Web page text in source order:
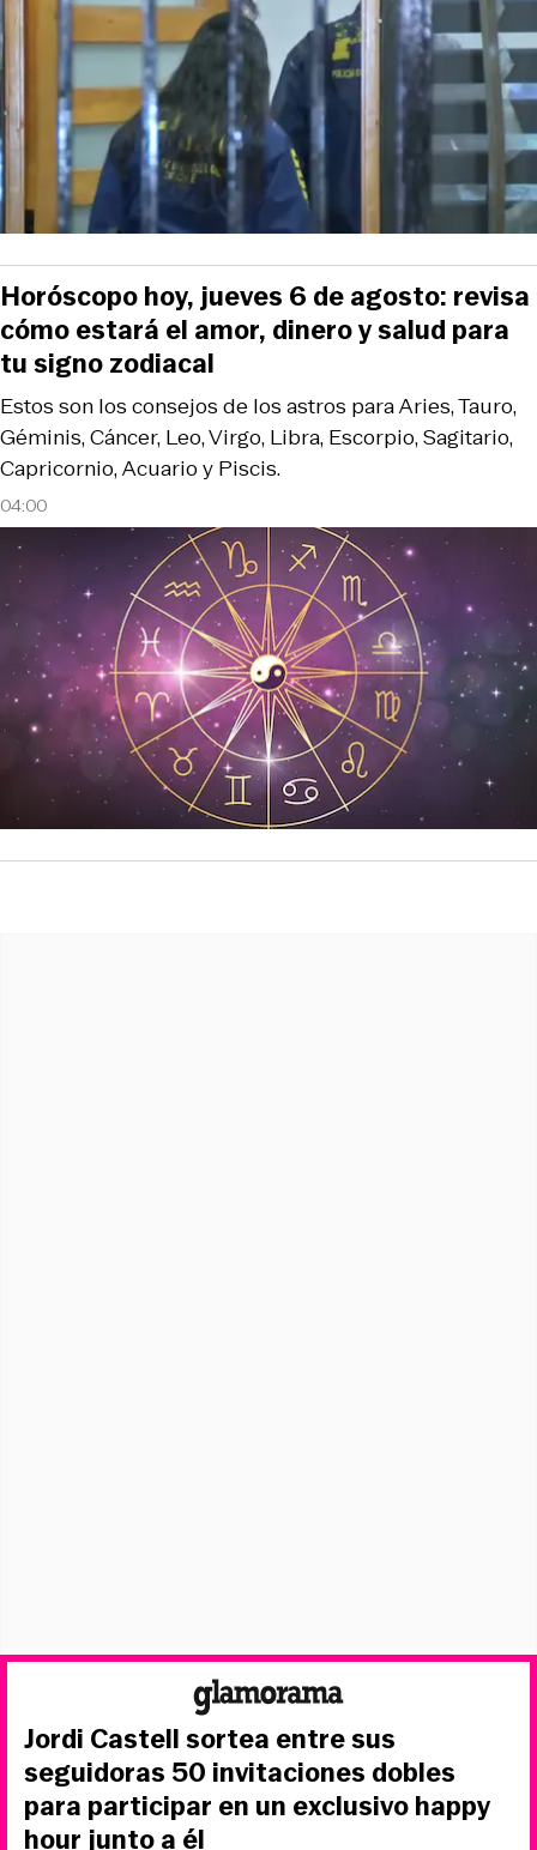
04:00
Estos son los consejos de los astros para Aries, Tauro,
Géminis, Cáncer, Leo, Virgo, Libra, Escorpio, Sagitario,
Capricornio, Acuario y Piscis.
Horóscopo hoy, jueves 6 de agosto: revisa
cómo estará el amor, dinero y salud para
tu signo zodiacal
Jordi Castell sortea entre sus
seguidoras 50 invitaciones dobles
para participar en un exclusivo happy
hour junto a él